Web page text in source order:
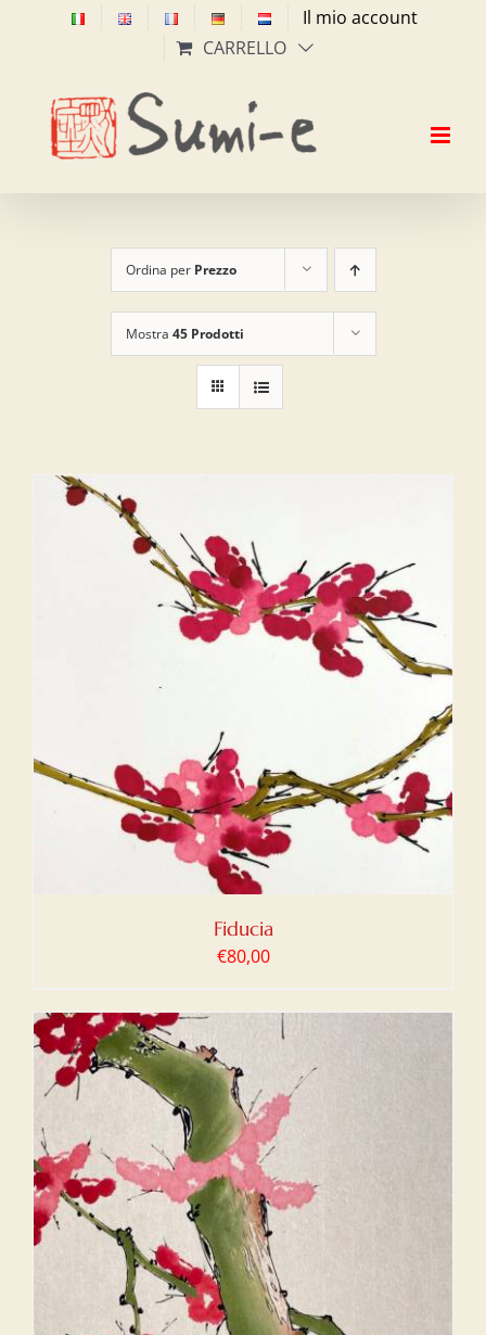
Il mio account
CARRELLO
Ordina per Prezzo
Mostra 45 Prodotti
Fiducia
€80,00